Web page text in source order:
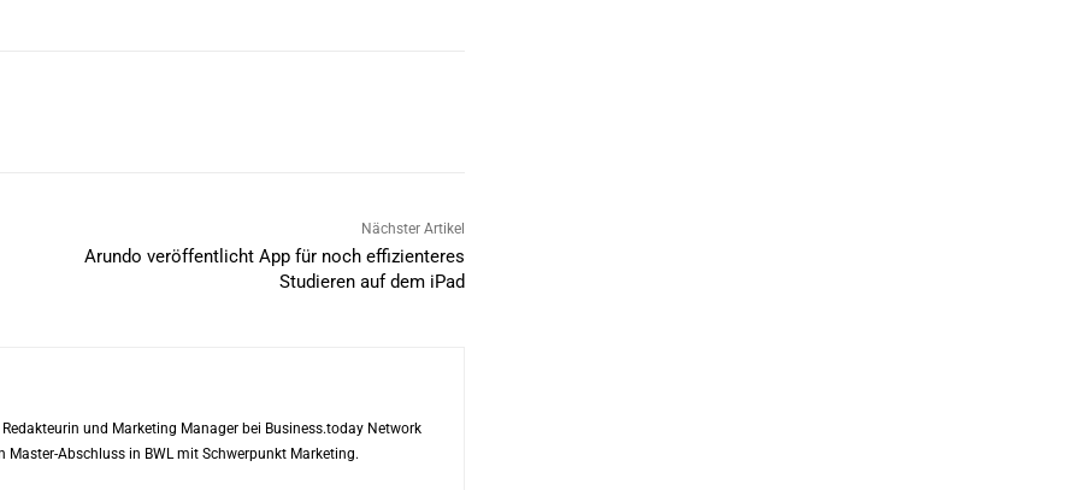
Nächster Artikel
Arundo veröffentlicht App für noch effizienteres
Studieren auf dem iPad
und Marketing Manager bei Business.today Network
Master-Abschluss in BWL mit Schwerpunkt Marketing.